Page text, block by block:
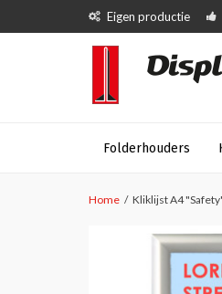
Eigen productie
Folderhouders
Home Kliklijst A4